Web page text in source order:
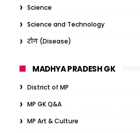
Science
Science and Technology
रोग (Disease)
MADHYA PRADESH GK
District of MP
MP GK Q&A
MP Art & Culture